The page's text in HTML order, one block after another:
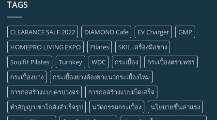
TAGS
CLEARANCE SALE 2022 DIAMOND Cafe EV Charger
GMP
HOMEPRO LIVING EXPO
Pilates
SKIL เครื่องมือช่าง
Soulfit Pilates
Turnkey WDC กระเบื้อง
กระเบื้องตราเพชร
กระเบื้องยาง
กระเบื้องยางต้องยาแนวกระเบื้องไหม
การก่อสร้างแบบครบวงจร
การก่อสร้างแบบเบ็ดเสร็จ
ทำสัญญาเช่าโกดังสำเร็จรูป
นวัตกรรมกระเบื้อง
นโยบายขึ้นค่าแรง